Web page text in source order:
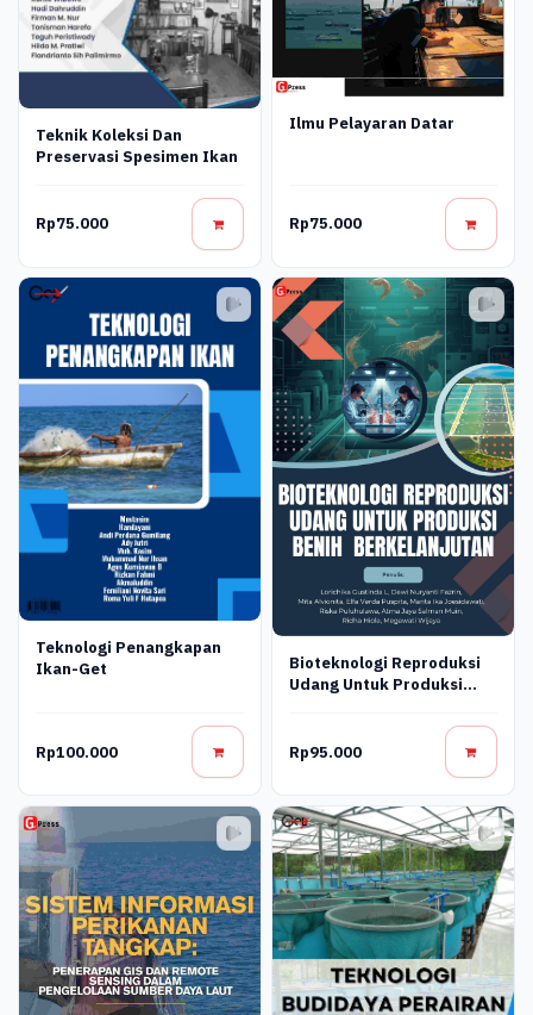
Teknik Koleksi Dan
Preservasi Spesimen Ikan
Rp75.000
Ilmu Pelayaran Datar
Rp75.000
Teknologi Penangkapan
Ikan-Get
Rp100.000
Bioteknologi Reproduksi
Udang Untuk Produksi
Rp95.000